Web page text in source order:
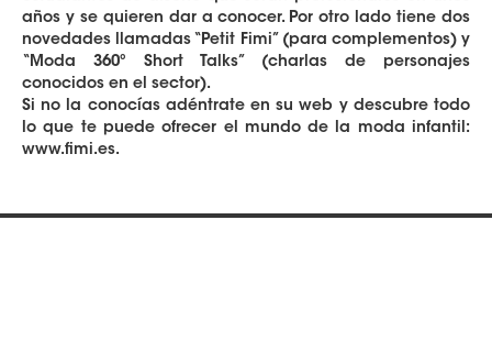
años y se quieren dar a conocer. Por otro lado tiene dos
novedades llamadas “Petit Fimi” (para complementos) y
“Moda 360º Short Talks” (charlas de personajes
conocidos en el sector).
Si no la conocías adéntrate en su web y descubre todo
lo que te puede ofrecer el mundo de la moda infantil:
www.fimi.es.